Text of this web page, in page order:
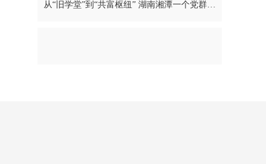
从“旧学堂”到“共富枢纽” 湖南湘潭一个党群服务中心的“云端”转型